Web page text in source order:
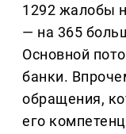
1292 жалобы
— на 365
Основной
банки.
обращения,
его